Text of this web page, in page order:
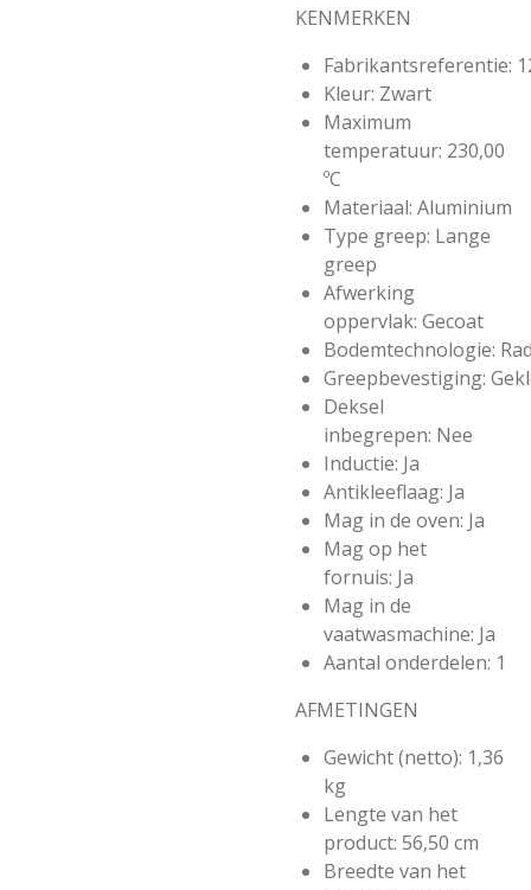
KENMERKEN
Fabrikantsreferentie:
Kleur: Zwart
Maximum
temperatuur: 230,00
ºC
Materiaal: Aluminium
Type greep: Lange
greep
Afwerking
oppervlak: Gecoat
Bodemtechnologie:
Greepbevestiging:
Deksel
inbegrepen: Nee
Inductie: Ja
Antikleeflaag: Ja
Mag in de oven: Ja
Mag op het
fornuis: Ja
Mag in de
vaatwasmachine: Ja
Aantal onderdelen: 1
AFMETINGEN
Gewicht (netto): 1,36
kg
Lengte van het
product: 56,50 cm
Breedte van het